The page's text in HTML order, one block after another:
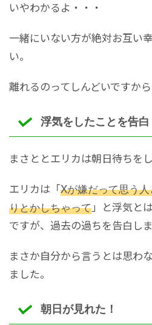
いやわかるよ・・・
一緒にいない方が絶対お互い
い。
離れるのってしんどいですか
浮気をしたことを告白
まさととエリカは朝日待ちをし
エリカは「Xが嫌だって思う
りとかしちゃって」と浮気と
ですが、過去の過ちを告白しま
まさか自分から言うとは思わ
ました。
朝日が見れた！